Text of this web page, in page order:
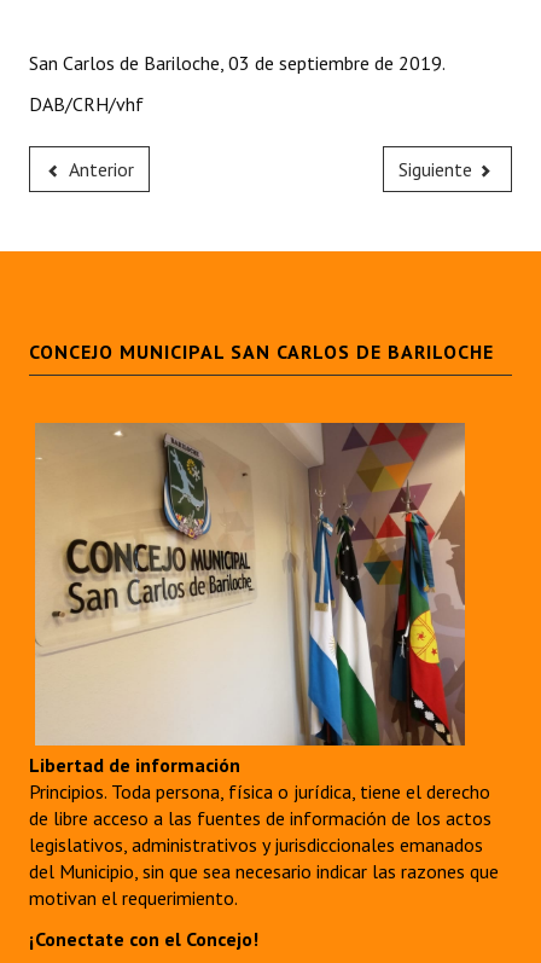
San Carlos de Bariloche, 03 de septiembre de 2019.
DAB/CRH/vhf
Anterior Siguiente
CONCEJO MUNICIPAL SAN CARLOS DE BARILOCHE
Libertad de información
Principios. Toda persona, física o jurídica, tiene el derecho
de libre acceso a las fuentes de información de los actos
legislativos, administrativos y jurisdiccionales emanados
del Municipio, sin que sea necesario indicar las razones que
motivan el requerimiento.
¡Conectate con el Concejo!